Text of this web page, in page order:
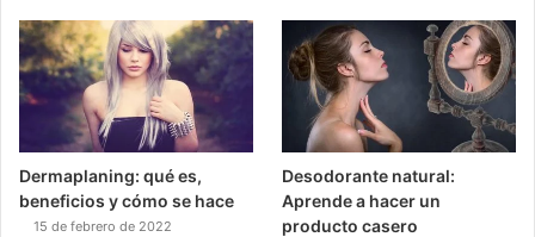
Dermaplaning: qué es,
beneficios y cómo se hace
15 de febrero de 2022
Desodorante natural:
Aprende a hacer un
producto casero